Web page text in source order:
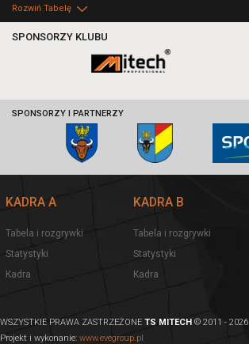
Rozwiń Tabelę
SPONSORZY KLUBU
SPONSORZY I PARTNERZY
KADRA A
Tabela i rozgrywki
Statystyki
Kadra
KADRA B
Tabela i rozgrywki
Statystyki
Kadra
WSZYSTKIE PRAWA ZASTRZEŻONE TS MITECH © 2011 - 2026
Projekt i wykonanie: www.evegroup.pl